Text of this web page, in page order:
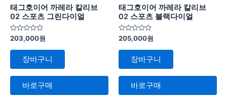
태그호이어 까레라 칼리브
02 스포츠 그린다이얼
5
중
에
로
가
203,000원
장바구니
바로구매
태그호이어 까레라 칼리브
02 스포츠 블랙다이얼
5
중
에
로
가
205,000원
장바구니
바로구매